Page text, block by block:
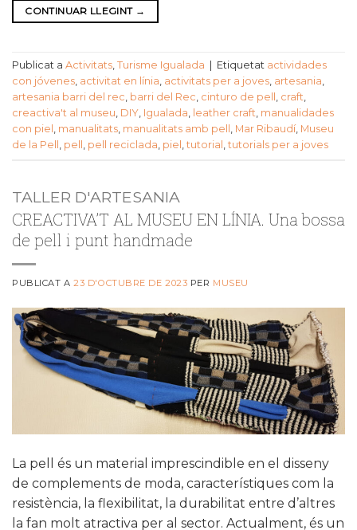
CONTINUAR LLEGINT →
Publicat a Activitats, Turisme Igualada Etiquetat actividades
con jóvenes, activitat en línia, activitats per a joves, artesania,
artesania barri del rec, barri del Rec, cinturo de pell , craft,
creactiva't al museu, DIY, Igualada, leather craft, manualidades
con piel , manualitats, manualitats amb pell , Mar Ribaudí, Museu
de la Pell , pell , pell reciclada, piel , tutorial , tutorials per a joves
TALLER D'ARTESANIA
CREACTIVA’T AL MUSEU EN LÍNIA. Una bossa
de pell i punt handmade
PUBLICAT A23 D'OCTUBRE DE 2023 PER MUSEU
La pell és un material imprescindible en el disseny
de complements de moda, característiques com la
resistència, la flexibilitat, la durabilitat entre d’altres
la fan molt atractiva per al sector. Actualment, és un